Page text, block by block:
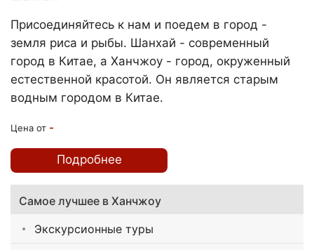
Присоединяйтесь к нам и поедем в город -
земля риса и рыбы. Шанхай - современный
город в Китае, а Ханчжоу - город, окруженный
естественной красотой. Он является старым
водным городом в Китае.
Цена от -
Подробнее
Самое лучшее в Ханчжоу
Экскурсионные туры